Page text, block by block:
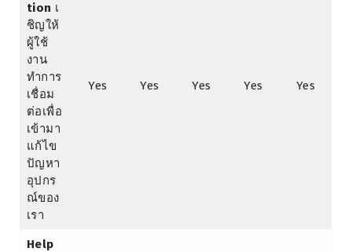
tion เ
ชิญให้
ผู้ใช้
งาน
ทำการ
เชื่อม
ต่อเพื่อ
เข้ามา
แก้ไข
ปัญหา
อุปกร
ณ์ของ
เรา
Yes Yes Yes Yes Yes
Help